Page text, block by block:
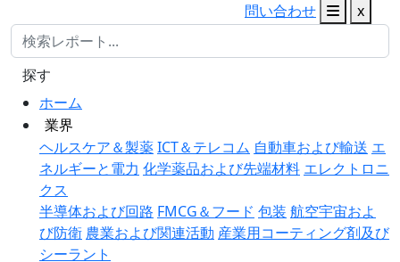
問い合わせ
x
ホーム
業界
ヘルスケア＆製薬ICT＆テレコム 自動車および輸送 エ
ネルギーと電力 化学薬品および先端材料 エレクトロニ
クス
半導体および回路 FMCG＆フード 包装 航空宇宙およ
び防衛 農業および関連活動 産業用コーティング剤及び
シーラント
探す